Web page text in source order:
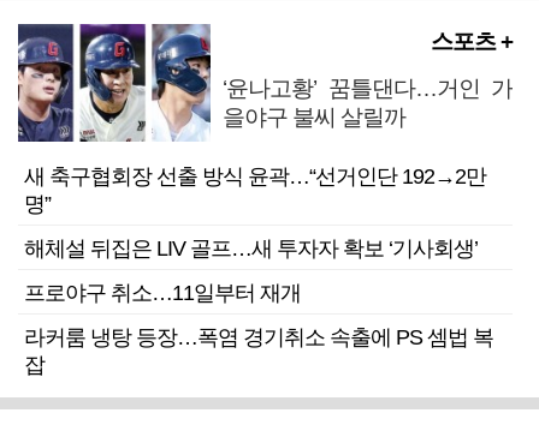
스포츠 +
‘윤나고황’ 꿈틀댄다…거인 가
을야구 불씨 살릴까
새 축구협회장 선출 방식 윤곽…“선거인단 192→2만
명”
해체설 뒤집은 LIV 골프…새 투자자 확보 ‘기사회생’
프로야구 취소…11일부터 재개
라커룸 냉탕 등장…폭염 경기취소 속출에 PS 셈법 복
잡